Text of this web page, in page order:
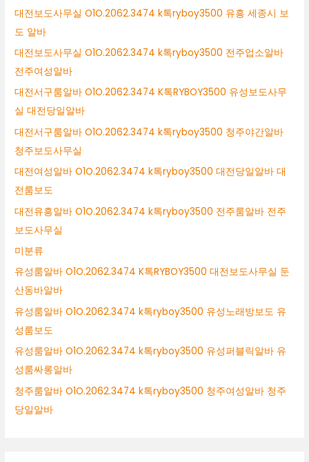
대전보도사무실 O1O.2062.3474 k톡ryboy3500 유흥 세종시 보
도 알바
대전보도사무실 O1O.2062.3474 k톡ryboy3500 전주업소알바
전주여성알바
대전서구룸알바 O1O.2062.3474 K톡RYBOY3500 유성보도사무
실 대전당일알바
대전서구룸알바 O1O.2062.3474 k톡ryboy3500 청주야간알바
청주보도사무실
대전여성알바 O1O.2062.3474 k톡ryboy3500 대전당일알바 대
전룸보도
대전유흥알바 O1O.2062.3474 k톡ryboy3500 전주룸알바 전주
보도사무실
미분류
유성룸알바 O1O.2062.3474 K톡RYBOY3500 대전보도사무실 둔
산동바알바
유성룸알바 O1O.2062.3474 k톡ryboy3500 유성노래방보도 유
성룸보도
유성룸알바 O1O.2062.3474 k톡ryboy3500 유성퍼블릭알바 유
성룸싸롱알바
청주룸알바 O1O.2062.3474 k톡ryboy3500 청주여성알바 청주
당일알바